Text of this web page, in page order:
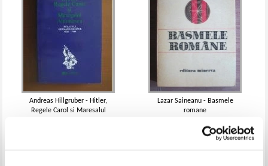
Andreas Hillgruber - Hitler,
Regele Carol si Maresalul
Lazar Saineanu - Basmele
romane
145,00 Lei